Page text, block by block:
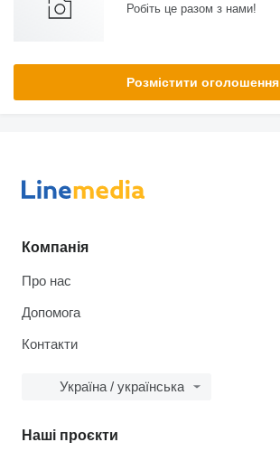
Робіть це разом з нами!
Розмістити оголошення
Компанія
Про нас
Допомога
Контакти
Україна / українська
Наші проєкти